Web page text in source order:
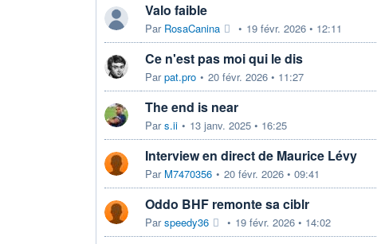
Valo faible
Par RosaCanina • 19 févr. 2026 • 12:11
Ce n'est pas moi qui le dis
Parpat.pro • 20 févr. 2026 • 11:27
The end is near
Pars.ii • 13 janv. 2025 • 16:25
Interview en direct de Maurice Lévy
Par M7470356 • 20 févr. 2026 • 09:41
Oddo BHF remonte sa ciblr
Parspeedy36 • 19 févr. 2026 • 14:02